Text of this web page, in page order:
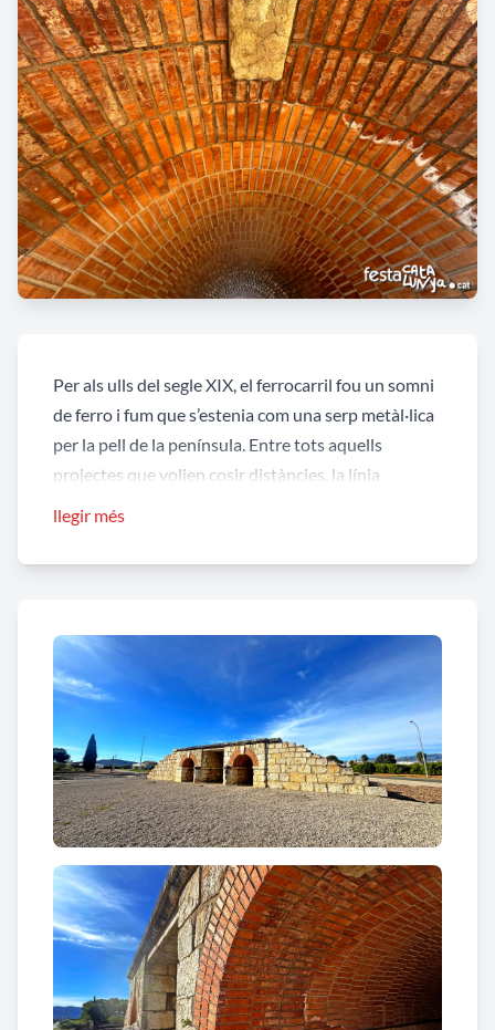
Per als ulls del segle XIX, el ferrocarril fou un somni
de ferro i fum que s’estenia com una serp metàl·lica
per la pell de la península. Entre tots aquells
projectes que volien cosir distàncies, la línia
l’Ebre, fou el pes de Tortosa —la seva veu política, el
el temps es confonen.
Així quedà en l’oblit un primer somni més recte,
aquell que volia anar de l’Aldea a Freginals. L’opció
tortosina traçà un altre destí: el tren s’endinsaria
per Santa Bàrbara, on el 19 de març de 1867 el
primer comboi va deixar anar el seu alè de vapor i
esperança. Des d’aleshores, el poble sentiria el seu
batec acompassat amb el pas del ferrocarril. I
encara que la línia hagi emmudit, l’estació i alguns
edificis annexos romanen com ombres dignes d’un
passat que no vol del tot adormir-se.
llegir més